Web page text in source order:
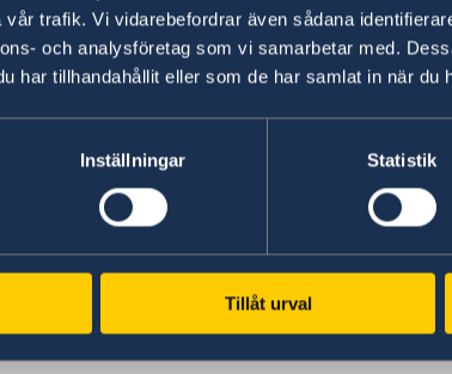
trafik. Vi vidarebefordrar även sådana
och analysföretag som vi samarbetar med.
har tillhandahållit eller som de har samlat in när du
Inställningar Statistik
Tillåt urval